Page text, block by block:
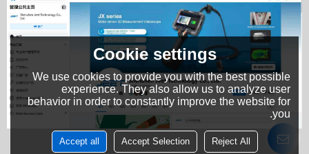
Cookie settings
We use cookies to provide you with the best possible
experience. They also allow us to analyze user
behavior in order to constantly improve the website for
you.
Reject All
Accept Selection
Accept all